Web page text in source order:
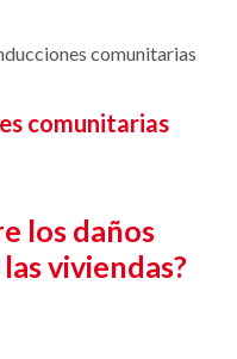
comunitarias
comunitarias
los daños
viviendas?